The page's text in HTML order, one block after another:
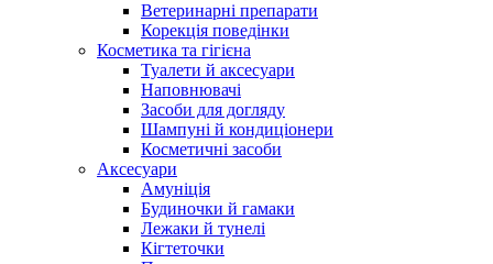
Ветеринарні препарати
Корекція поведінки
Косметика та гігієна
Туалети й аксесуари
Наповнювачі
Засоби для догляду
Шампуні й кондиціонери
Косметичні засоби
Аксесуари
Амуніція
Будиночки й гамаки
Лежаки й тунелі
Кігтеточки